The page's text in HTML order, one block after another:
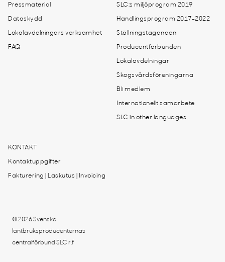
Pressmaterial
Dataskydd
Lokalavdelningars verksamhet
FAQ
SLC:s miljöprogram 2019
Handlingsprogram 2017-2022
Ställningstaganden
Producentförbunden
Lokalavdelningar
Skogsvårdsföreningarna
Bli medlem
Internationellt samarbete
SLC in other languages
KONTAKT
Kontaktuppgifter
Fakturering | Laskutus | Invoicing
© 2026 Svenska
lantbruksproducenternas
centralförbund SLC r.f